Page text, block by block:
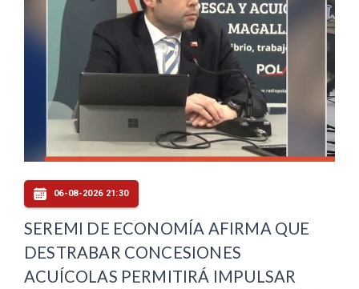
06-08-2026 21:30
SEREMI DE ECONOMÍA AFIRMA QUE
DESTRABAR CONCESIONES
ACUÍCOLAS PERMITIRÁ IMPULSAR